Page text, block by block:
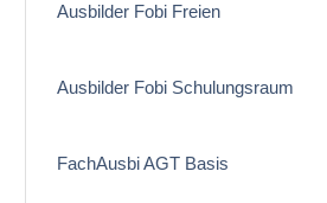
Ausbilder Fobi Freien
Ausbilder Fobi Schulungsraum
FachAusbi AGT Basis